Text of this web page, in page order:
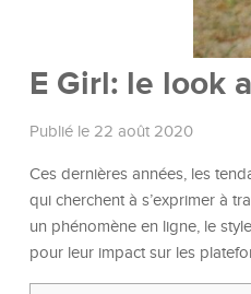
E Girl: le look
Publié le 22 août 2020
Ces dernières années, les
qui cherchent à s’exprimer à
un phénomène en ligne, le
pour leur impact sur les